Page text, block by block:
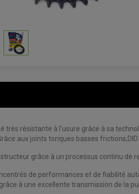
très résistante à l'usure grâce à sa
aux joints toriques basses
grâce à un processus continu de
de performances et de fiabilité
à une excellente transmission de la